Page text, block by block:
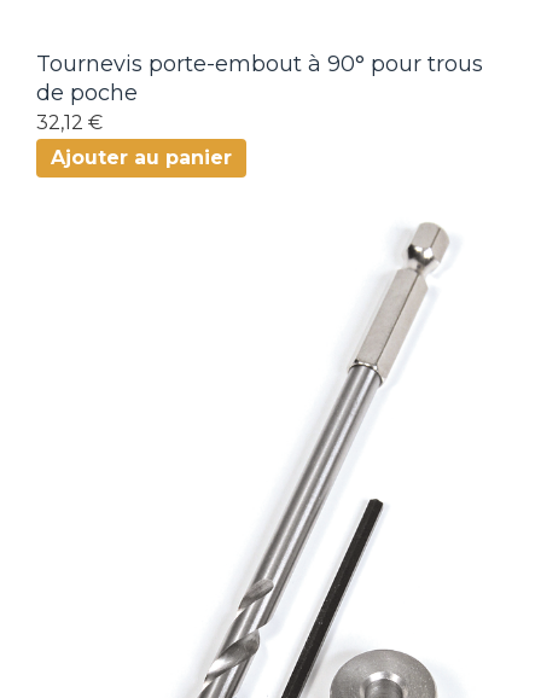
Tournevis porte-embout à 90° pour trous
de poche
32,12 €
Ajouter au panier